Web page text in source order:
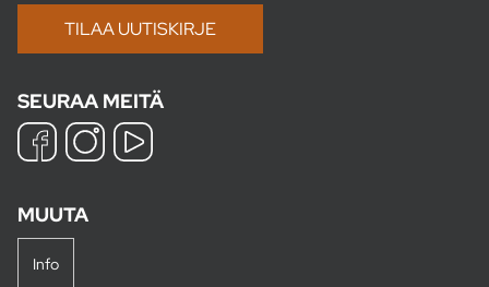
SEURAA MEITÄ
MUUTA
Info